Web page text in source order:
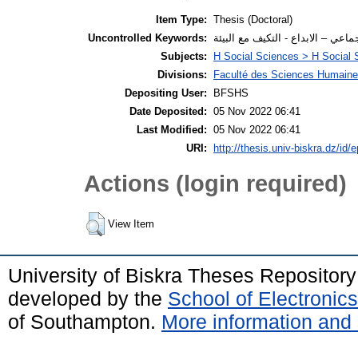
Item Type: Thesis (Doctoral)
Uncontrolled Keywords:
– الابداع - التكيف مع البيئة
Subjects:
H Social Sciences > H Social
Divisions:
Faculté des Sciences
Depositing User:
BFSHS
Date Deposited: 05 Nov 2022 06:41
Last Modified: 05 Nov 2022 06:41
URI:
http://thesis.univ-biskra.dz/id/
Actions (login required)
View Item
University of Biskra Theses
developed by the School of
of Southampton. More information